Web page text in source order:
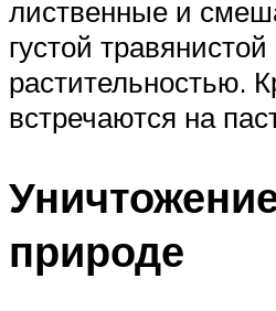
лиственные и
густой травянистой
растительностью.
встречаются на
природе